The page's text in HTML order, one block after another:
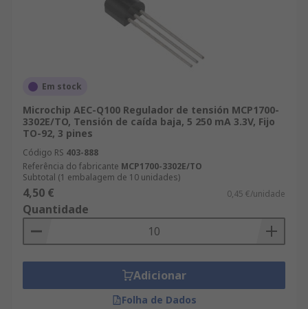
Em stock
Microchip AEC-Q100 Regulador de tensión MCP1700-
3302E/TO, Tensión de caída baja, 5 250 mA 3.3V, Fijo
TO-92, 3 pines
Código RS 403-888
Referência do fabricante MCP1700-3302E/TO
Subtotal (1 embalagem de 10 unidades)
4,50 € 0,45 €/unidade
Quantidade
Adicionar
Folha de Dados